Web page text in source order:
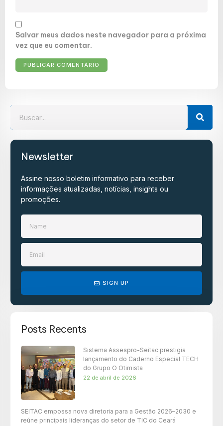
Salvar meus dados neste navegador para a próxima
vez que eu comentar.
Newsletter
Assine nosso boletim informativo para receber
informações atualizadas, notícias, insights ou
promoções.​
SIGN UP
Posts Recents
Sistema Assespro-Seitac prestigia
lançamento do Caderno Especial TECH
do Grupo O Otimista
22 de abril de 2026
SEITAC empossa nova diretoria para a Gestão 2026–2030 e
reúne principais lideranças do setor de TIC do Ceará